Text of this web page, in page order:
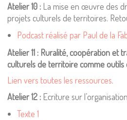
Atelier 10 : La mise en œuvre des
projets culturels de territoires.
Podcast réalisé par Paul de la
Atelier 11 : Ruralité, coopération et
culturels de territoire comme
Lien vers toutes les ressources.
Atelier 12 : Ecriture sur
Texte 1